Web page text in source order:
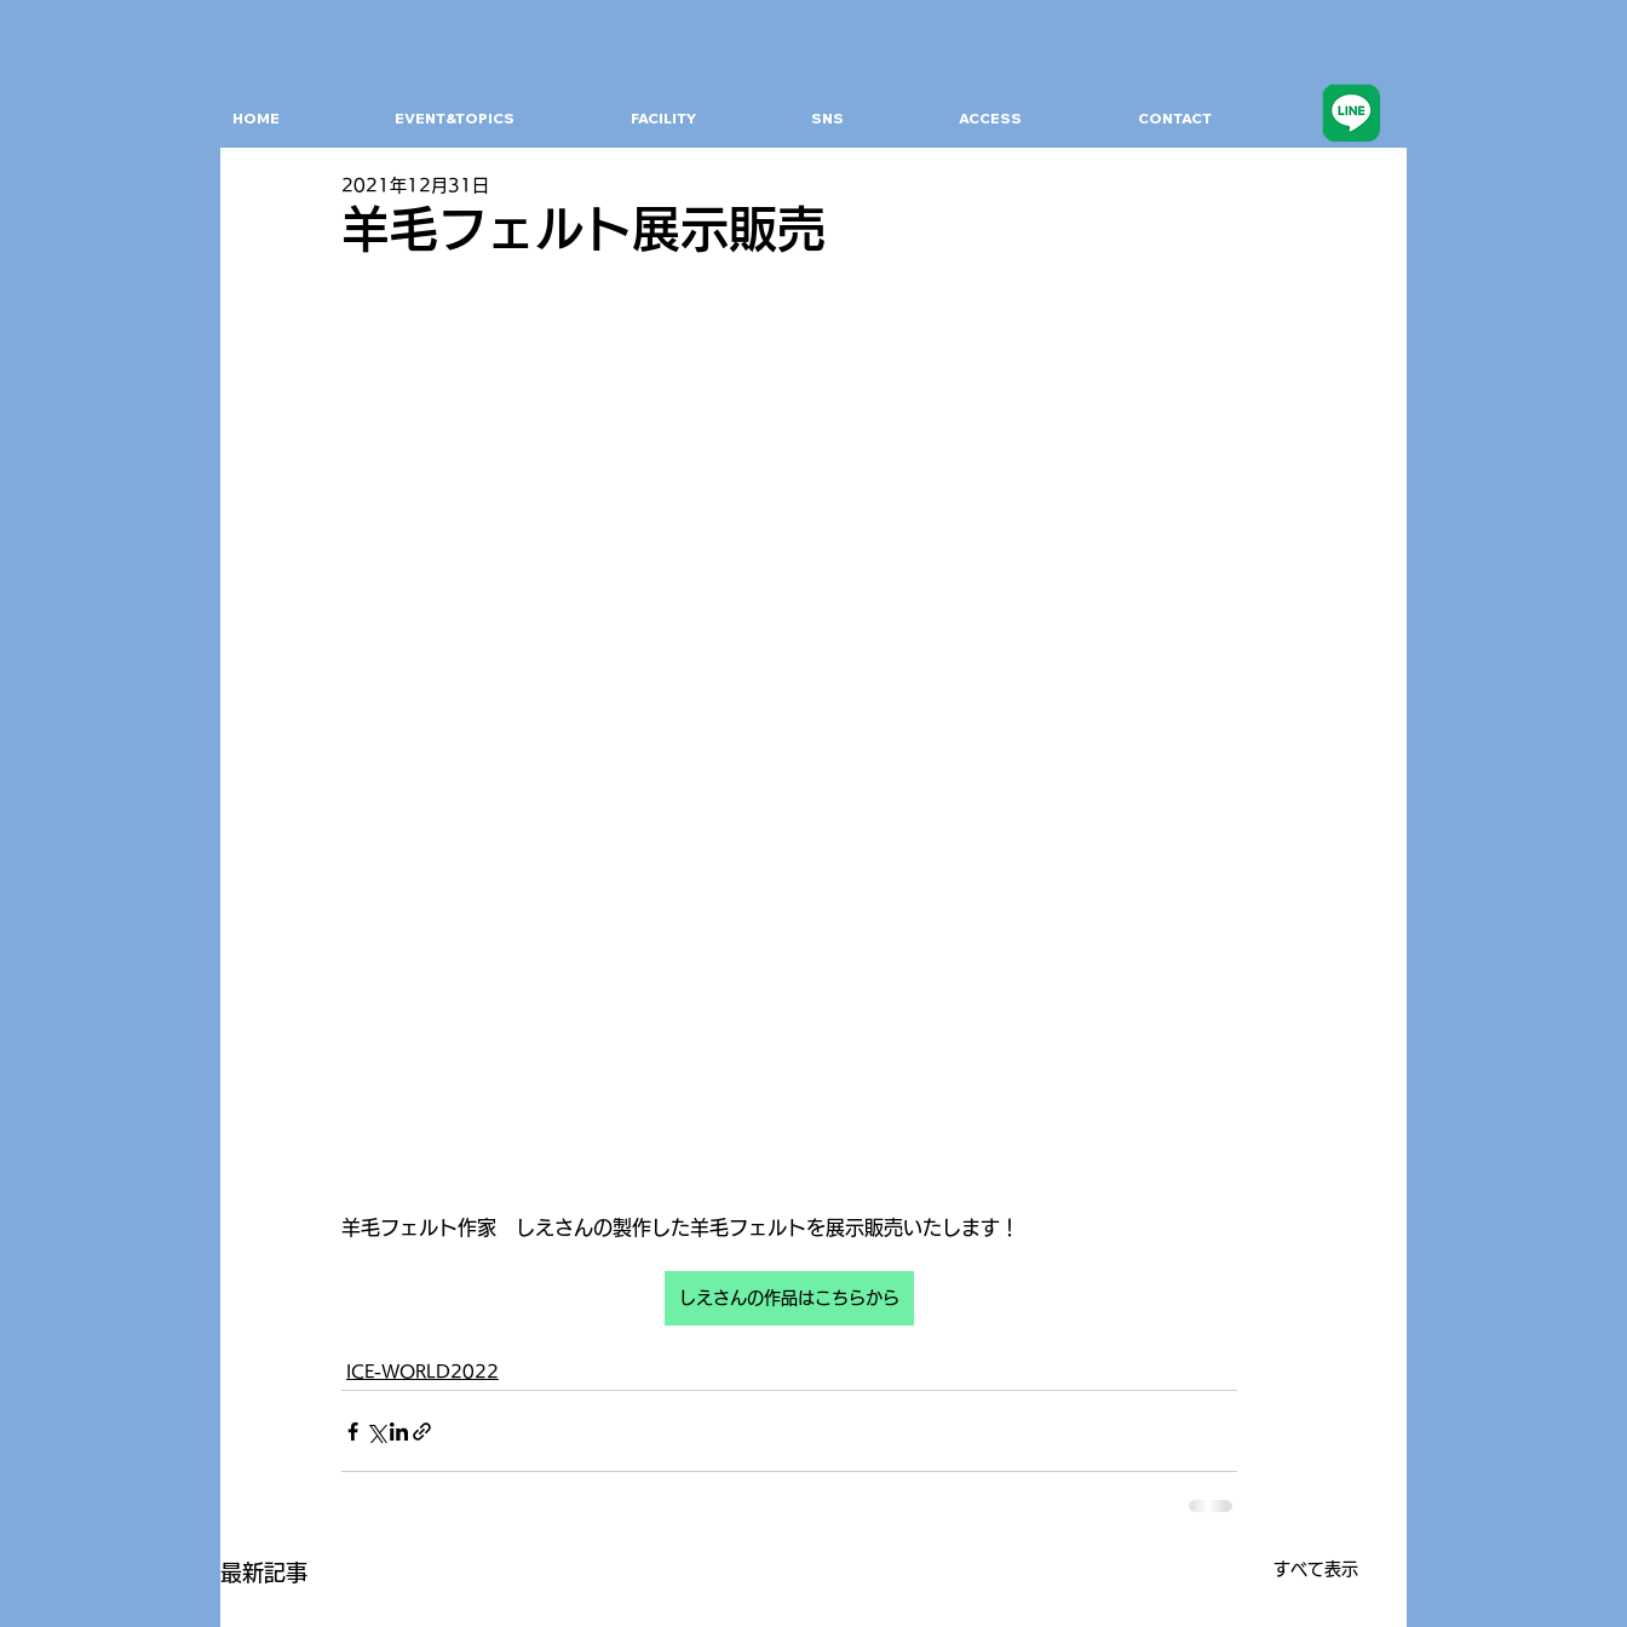
HOME EVENT&TOPICS FACILITY SNS ACCESS CONTACT
羊毛フェルト展示販売
2021年12月31日
羊毛フェルト作家　しえさんの製作した羊毛フェルトを展示販売いたします！
しえさんの作品はこちらから
ICE-WORLD2022
最新記事 すべて表示